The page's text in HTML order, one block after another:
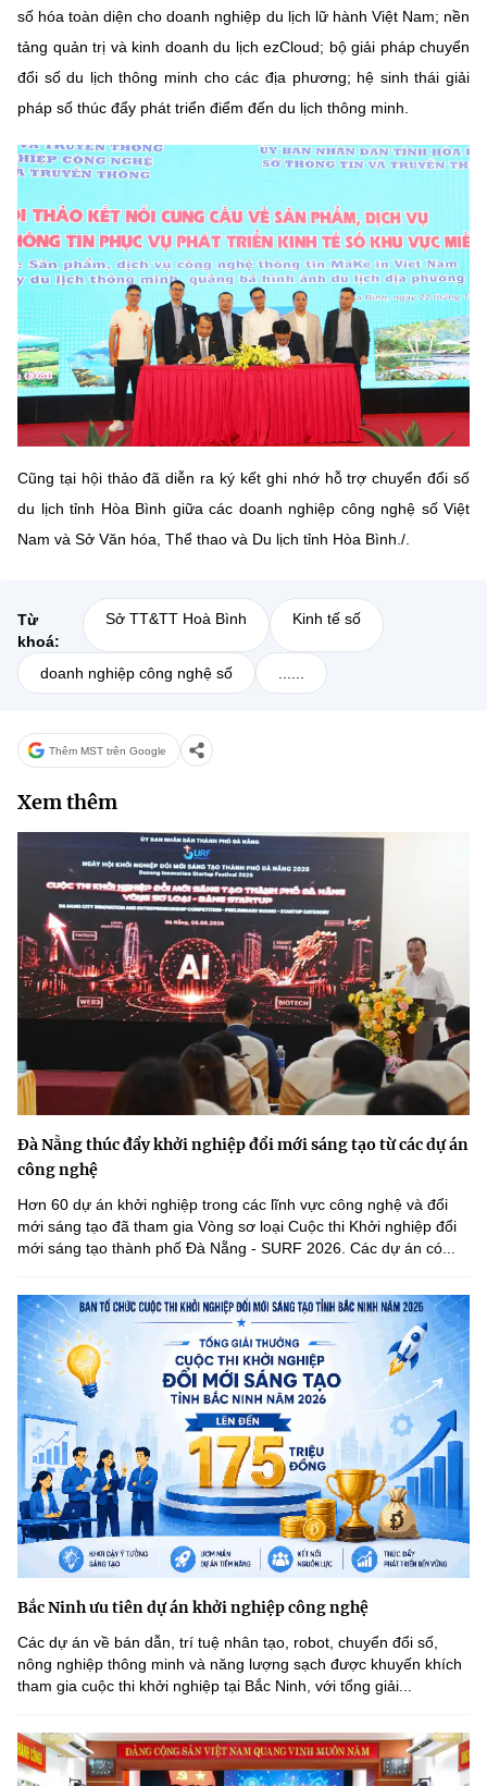
số hóa toàn diện cho doanh nghiệp du lịch lữ hành Việt Nam; nền
tảng quản trị và kinh doanh du lịch ezCloud; bộ giải pháp chuyển
đổi số du lịch thông minh cho các địa phương; hệ sinh thái giải
pháp số thúc đẩy phát triển điểm đến du lịch thông minh.
Cũng tại hội thảo đã diễn ra ký kết ghi nhớ hỗ trợ chuyển đổi số
du lịch tỉnh Hòa Bình giữa các doanh nghiệp công nghệ số Việt
Nam và Sở Văn hóa, Thể thao và Du lịch tỉnh Hòa Bình./.
Từ
khoá:
Sở TT&TT Hoà Bình Kinh tế số
doanh nghiệp công nghệ số ......
Thêm MST trên Google
Xem thêm
Đà Nẵng thúc đẩy khởi nghiệp đổi mới sáng tạo từ các dự án
công nghệ
Hơn 60 dự án khởi nghiệp trong các lĩnh vực công nghệ và đổi
mới sáng tạo đã tham gia Vòng sơ loại Cuộc thi Khởi nghiệp đổi
mới sáng tạo thành phố Đà Nẵng - SURF 2026. Các dự án có...
Bắc Ninh ưu tiên dự án khởi nghiệp công nghệ
Các dự án về bán dẫn, trí tuệ nhân tạo, robot, chuyển đổi số,
nông nghiệp thông minh và năng lượng sạch được khuyến khích
tham gia cuộc thi khởi nghiệp tại Bắc Ninh, với tổng giải...